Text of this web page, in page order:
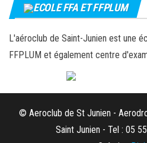
ECOLE FFA ET FFPLUM
L'aéroclub de Saint-Junien est une
FFPLUM et également centre
© Aeroclub de St Junien -
Saint Junien - Tel : 05